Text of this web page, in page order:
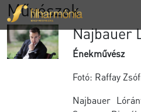
Művészek
Najbauer
Énekművész
Fotó: Raffay
Najbauer